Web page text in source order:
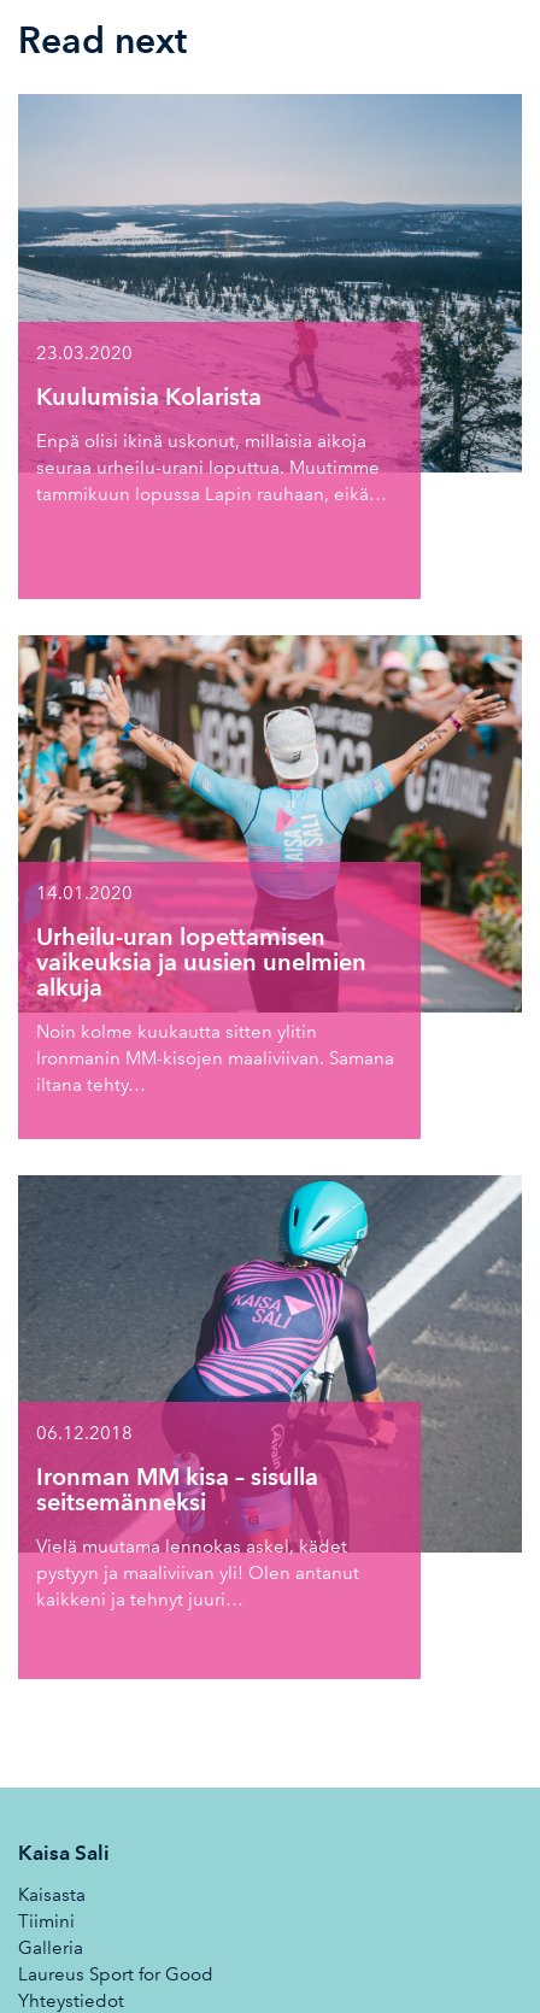
Read next
23.03.2020
Kuulumisia Kolarista
Enpä olisi ikinä uskonut, millaisia aikoja
seuraa urheilu-urani loputtua. Muutimme
tammikuun lopussa Lapin rauhaan, eikä…
14.01.2020
Urheilu-uran lopettamisen
vaikeuksia ja uusien unelmien
alkuja
Noin kolme kuukautta sitten ylitin
Ironmanin MM-kisojen maaliviivan. Samana
iltana tehty…
06.12.2018
Ironman MM kisa – sisulla
seitsemänneksi
Vielä muutama lennokas askel, kädet
pystyyn ja maaliviivan yli! Olen antanut
kaikkeni ja tehnyt juuri…
Kaisa Sali
Kaisasta
Tiimini
Galleria
Laureus Sport for Good
Yhteystiedot